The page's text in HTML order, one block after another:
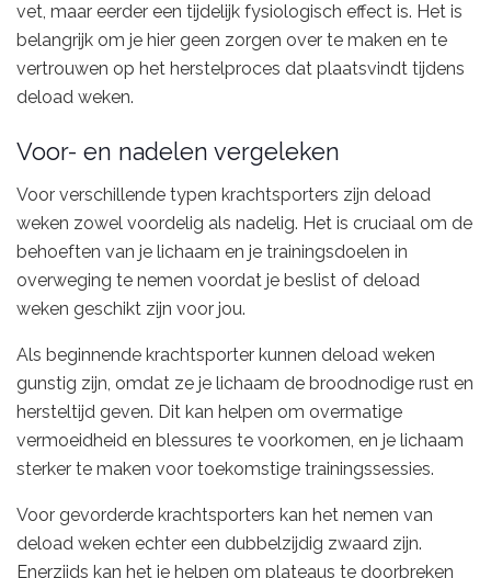
vet, maar eerder een tijdelijk fysiologisch effect is. Het is
belangrijk om je hier geen zorgen over te maken en te
vertrouwen op het herstelproces dat plaatsvindt tijdens
deload weken.
Voor- en nadelen vergeleken
Voor verschillende typen krachtsporters zijn deload
weken zowel voordelig als nadelig. Het is cruciaal om de
behoeften van je lichaam en je trainingsdoelen in
overweging te nemen voordat je beslist of deload
weken geschikt zijn voor jou.
Als beginnende krachtsporter kunnen deload weken
gunstig zijn, omdat ze je lichaam de broodnodige rust en
hersteltijd geven. Dit kan helpen om overmatige
vermoeidheid en blessures te voorkomen, en je lichaam
sterker te maken voor toekomstige trainingssessies.
Voor gevorderde krachtsporters kan het nemen van
deload weken echter een dubbelzijdig zwaard zijn.
Enerzijds kan het je helpen om plateaus te doorbreken